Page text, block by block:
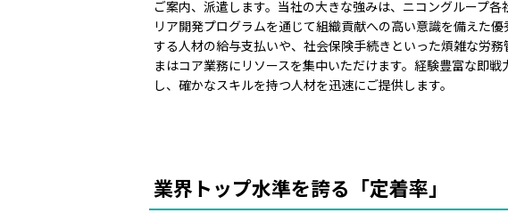
ご案内、派遣します。当社の大きな強みは、ニコングループ
リア開発プログラムを通じて組織貢献への高い意識を備えた
する人材の給与支払いや、社会保険手続きといった煩雑な労
まはコア業務にリソースを集中いただけます。経験豊富な即
し、確かなスキルを持つ人材を迅速にご提供します。
業界トップ水準を誇る「定着率」